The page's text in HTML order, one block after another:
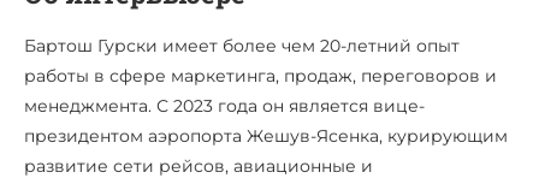
Бартош Гурски имеет более чем 20-летний опыт
работы в сфере маркетинга, продаж, переговоров и
менеджмента. С 2023 года он является вице-
президентом аэропорта Жешув-Ясенка, курирующим
развитие сети рейсов, авиационные и